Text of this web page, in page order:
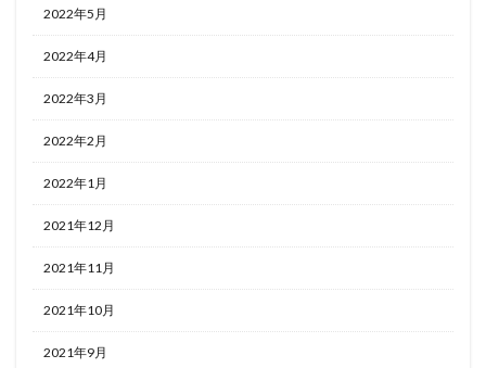
2022年5月
2022年4月
2022年3月
2022年2月
2022年1月
2021年12月
2021年11月
2021年10月
2021年9月